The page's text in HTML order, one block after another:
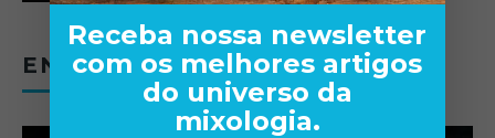
ENTREVISTAS
Receba nossa newsletter
com os melhores artigos
do universo da
mixologia.